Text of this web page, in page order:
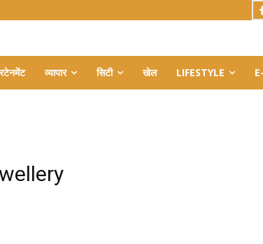
व्यापार सिटी खेल LIFESTYLE